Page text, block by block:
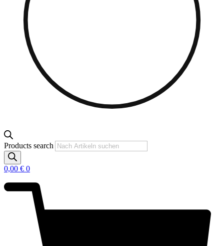
Products search
0,00 € 0